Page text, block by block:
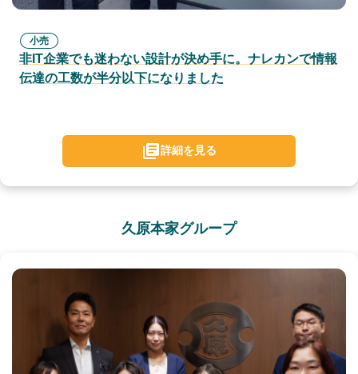
小売
非IT企業でも迷わない設計が決め手に。ナレカンで情報
伝達の工数が半分以下になりました
詳細を見る
久原本家グループ